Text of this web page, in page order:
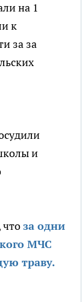
на 1
к
за за
и
за одни
МЧС
траву.